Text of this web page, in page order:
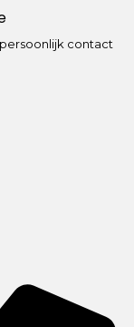
contact